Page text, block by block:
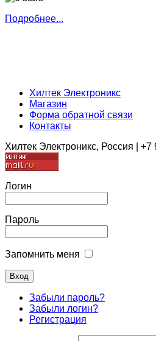
Подробнее...
Хилтек Электроникс
Магазин
Форма обратной связи
Контакты
Хилтек Электроникс, Россия | +7
Логин
Пароль
Запомнить меня
Забыли пароль?
Забыли логин?
Регистрация